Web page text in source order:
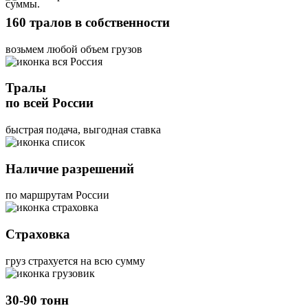
суммы.
160 тралов в собственности
возьмем любой объем грузов
Тралы
по всей России
быстрая подача, выгодная ставка
Наличие разрешений
по маршрутам России
Страховка
груз страхуется на всю сумму
30-90 тонн